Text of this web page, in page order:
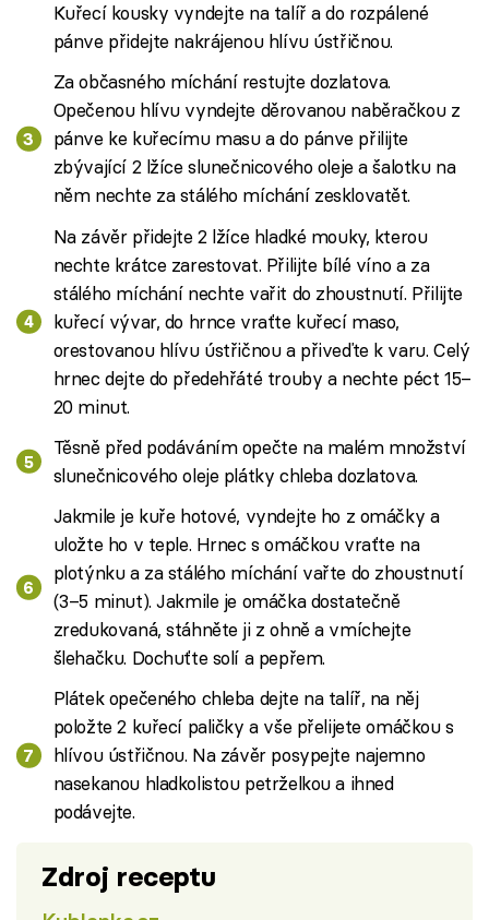
Kuřecí kousky vyndejte na talíř a do rozpálené
pánve přidejte nakrájenou hlívu ústřičnou.
Za občasného míchání restujte dozlatova.
Opečenou hlívu vyndejte děrovanou naběračkou z
pánve ke kuřecímu masu a do pánve přilijte
zbývající 2 lžíce slunečnicového oleje a šalotku na
něm nechte za stálého míchání zesklovatět.
Na závěr přidejte 2 lžíce hladké mouky, kterou
nechte krátce zarestovat. Přilijte bílé víno a za
stálého míchání nechte vařit do zhoustnutí. Přilijte
kuřecí vývar, do hrnce vraťte kuřecí maso,
orestovanou hlívu ústřičnou a přiveďte k varu. Celý
hrnec dejte do předehřáté trouby a nechte péct 15–
20 minut.
Těsně před podáváním opečte na malém množství
slunečnicového oleje plátky chleba dozlatova.
Jakmile je kuře hotové, vyndejte ho z omáčky a
uložte ho v teple. Hrnec s omáčkou vraťte na
plotýnku a za stálého míchání vařte do zhoustnutí
(3–5 minut). Jakmile je omáčka dostatečně
zredukovaná, stáhněte ji z ohně a vmíchejte
šlehačku. Dochuťte solí a pepřem.
Plátek opečeného chleba dejte na talíř, na něj
položte 2 kuřecí paličky a vše přelijete omáčkou s
hlívou ústřičnou. Na závěr posypejte najemno
nasekanou hladkolistou petrželkou a ihned
podávejte.
Zdroj receptu